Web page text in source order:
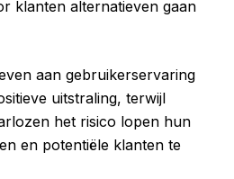
klanten alternatieven gaan
aan gebruikerservaring
uitstraling, terwijl
het risico lopen hun
en potentiële klanten te